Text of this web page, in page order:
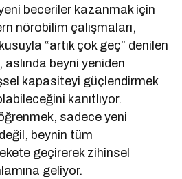
beceriler kazanmak için
nörobilim çalışmaları,
“artık çok geç” denilen
beyni yeniden
kapasiteyi güçlendirmek
kanıtlıyor.
sadece yeni
beynin tüm
geçirerek zihinsel
geliyor.